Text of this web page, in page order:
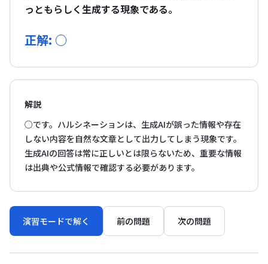
っともらしく生成する現象である。
正解: ○
解説
○です。ハルシネーションは、生成AIが誤った情報や存在
しない内容を自然な文章として出力してしまう現象です。
生成AIの回答は常に正しいとは限らないため、重要な情報
は出典や公式情報で確認する必要があります。
演習モードで解く 前の問題 次の問題